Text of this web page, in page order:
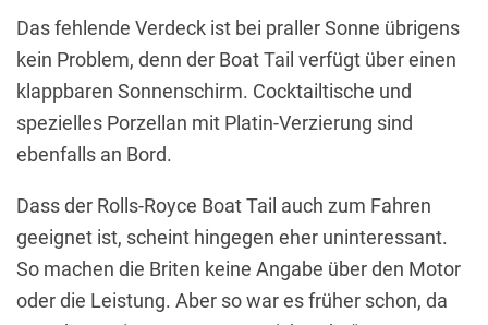
Das fehlende Verdeck ist bei praller Sonne übrigens
kein Problem, denn der Boat Tail verfügt über einen
klappbaren Sonnenschirm. Cocktailtische und
spezielles Porzellan mit Platin-Verzierung sind
ebenfalls an Bord.
Dass der Rolls-Royce Boat Tail auch zum Fahren
geeignet ist, scheint hingegen eher uninteressant.
So machen die Briten keine Angabe über den Motor
oder die Leistung. Aber so war es früher schon, da